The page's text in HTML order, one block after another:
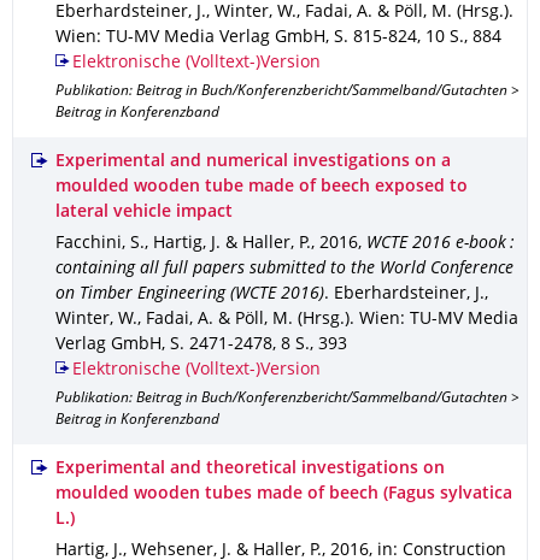
Eberhardsteiner, J., Winter, W., Fadai, A. & Pöll, M. (Hrsg.).
Wien: TU-MV Media Verlag GmbH, S. 815-824, 10 S., 884
Elektronische (Volltext-)Version
Publikation: Beitrag in Buch/Konferenzbericht/Sammelband/Gutachten >
Beitrag in Konferenzband
Experimental and numerical investigations on a
moulded wooden tube made of beech exposed to
lateral vehicle impact
Facchini, S., Hartig, J. & Haller, P., 2016, WCTE 2016 e-book :
containing all full papers submitted to the World Conference
on Timber Engineering (WCTE 2016). Eberhardsteiner, J.,
Winter, W., Fadai, A. & Pöll, M. (Hrsg.). Wien: TU-MV Media
Verlag GmbH, S. 2471-2478, 8 S., 393
Elektronische (Volltext-)Version
Publikation: Beitrag in Buch/Konferenzbericht/Sammelband/Gutachten >
Beitrag in Konferenzband
Experimental and theoretical investigations on
moulded wooden tubes made of beech (Fagus sylvatica
L.)
Hartig, J., Wehsener, J. & Haller, P., 2016, in: Construction